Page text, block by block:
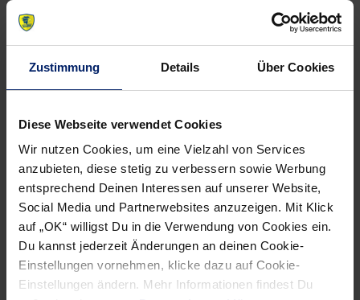
Zustimmung Details Über Cookies
Diese Webseite verwendet Cookies
Wir nutzen Cookies, um eine Vielzahl von Services
anzubieten, diese stetig zu verbessern sowie Werbung
entsprechend Deinen Interessen auf unserer Website,
Social Media und Partnerwebsites anzuzeigen. Mit Klick
auf „OK“ willigst Du in die Verwendung von Cookies ein.
Du kannst jederzeit Änderungen an deinen Cookie-
Einstellungen vornehmen, klicke dazu auf Cookie-
Einstellungen ändern. Mehr Informationen findest Du
Newsletter
hier abonnieren
navigation
previous
News:
Deutschland
startet
in
Alle News anzeigen
newst
News:
Patrick
Groetzki
als